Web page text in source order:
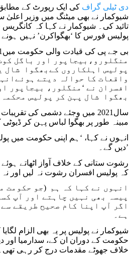
دی ٹیلی گراف کی ایک رپورٹ کے
شیوکمار نے بھی میٹنگ میں وزیر اعلیٰ
تائید کی۔ شیوکمار نے کہا کہ
پولیس فورس کا ‘بھگواکرن’ نہیں
منگلورو،بیجاپور اور باگل
پولیس اہلکاروں کےبھگوا شال
واقعات کا حوالہ دیتے
افسران نے ‘منگلور، بیجاپور
بھگوا شال پہن کر پولیس
سال2021 میں وجئے دشمی کی
مبینہ طور پر بھگوا لباس پہن کر ڈیوٹی
انہوں نے کہا، ‘ہم اپنی حکومت میں
دیں گے۔’
رشوت ستانی کے خلاف آواز اٹھاتے
کہ پولیس افسران رشوت نہ لیں اور نہ
انہوں نے کہا کہ ہم (جو حکومت
پیسہ بھی نہیں چاہتے اور آپ
اگر آپ اپنا کام صحیح طریقے
ہے۔
شیوکمار نے پولیس پر یہ بھی الزام
حکومت کے دوران ان کے، سدارمیا اور
خلاف جھوٹے مقدمات درج کر رہی